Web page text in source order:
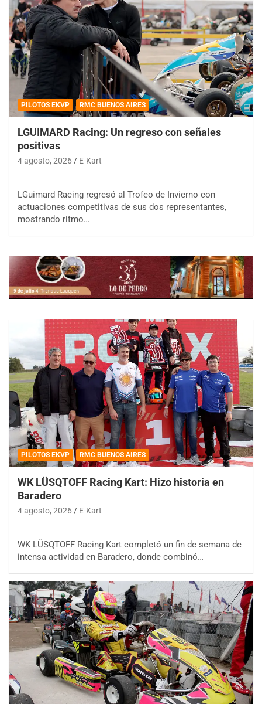
PILOTOS EKVP RMC BUENOS AIRES
LGUIMARD Racing: Un regreso con señales
positivas
4 agosto, 2026 E-Kart
LGuimard Racing regresó al Trofeo de Invierno con
actuaciones competitivas de sus dos representantes,
mostrando ritmo…
PILOTOS EKVP RMC BUENOS AIRES
WK LÜSQTOFF Racing Kart: Hizo historia en
Baradero
4 agosto, 2026 E-Kart
WK LÜSQTOFF Racing Kart completó un fin de semana de
intensa actividad en Baradero, donde combinó…